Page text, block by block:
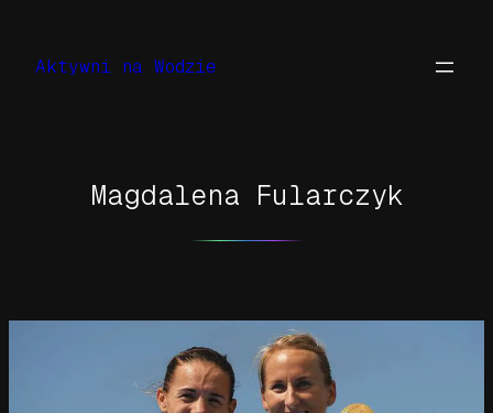
treści
Aktywni na Wodzie
Magdalena Fularczyk